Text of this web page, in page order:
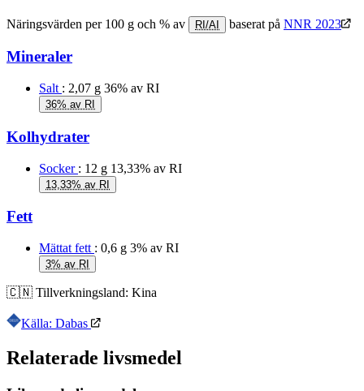
Näringsvärden per 100 g och % av RI/AI baserat på NNR 2023
Mineraler
Salt : 2,07 g 36% av RI
36% av RI
Kolhydrater
Socker : 12 g 13,33% av RI
13,33% av RI
Fett
Mättat fett : 0,6 g 3% av RI
3% av RI
🇨🇳 Tillverkningsland: Kina
Källa: Dabas
Relaterade livsmedel